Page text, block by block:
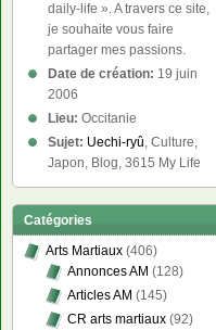
daily-life ». A travers ce site,
je souhaite vous faire
partager mes passions.
Date de création: 19 juin
2006
Lieu: Occitanie
Sujet: Uechi-ryû, Culture,
Japon, Blog, 3615 My Life
Catégories
Arts Martiaux (406)
Annonces AM (128)
Articles AM (145)
CR arts martiaux (92)